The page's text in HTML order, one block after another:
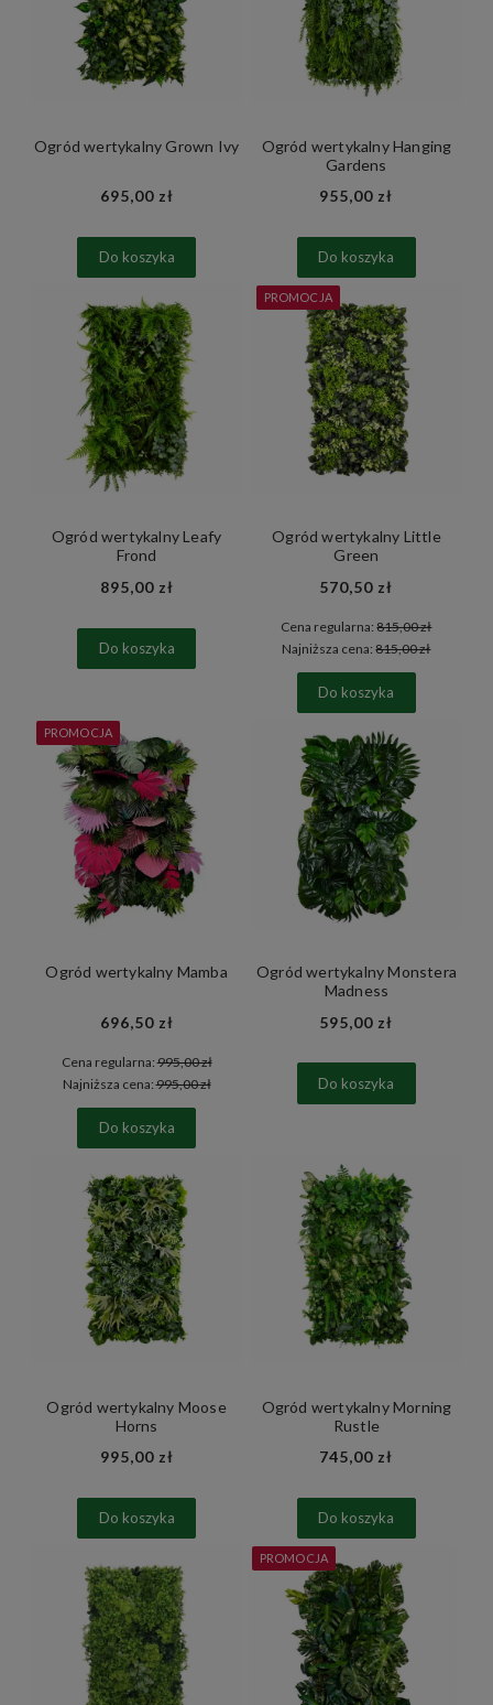
Ogród wertykalny Grown Ivy
695,00 zł
Do koszyka
Ogród wertykalny Hanging
Gardens
955,00 zł
Do koszyka
Ogród wertykalny Leafy
Frond
895,00 zł
Do koszyka
Ogród wertykalny Little
Green
570,50 zł
Cena regularna:815,00 zł
Najniższa cena:815,00 zł
Do koszyka
PROMOCJA
Ogród wertykalny Mamba
696,50 zł
Cena regularna:995,00 zł
Najniższa cena:995,00 zł
Do koszyka
PROMOCJA
Ogród wertykalny Monstera
Madness
595,00 zł
Do koszyka
Ogród wertykalny Moose
Horns
995,00 zł
Do koszyka
Ogród wertykalny Morning
Rustle
745,00 zł
Do koszyka
PROMOCJA